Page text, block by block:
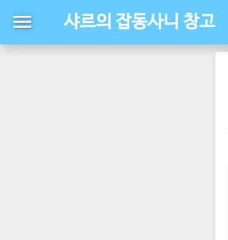
샤르의 잡동사니 창고